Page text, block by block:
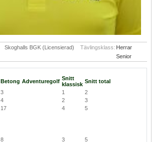
Skoghalls BGK (Licensierad) Tävlingsklass: Herrar
Senior
Betong Adventuregolf Snitt
klassisk Snitt total
3 1
2
4 2
3
17 4 5
8 3
5